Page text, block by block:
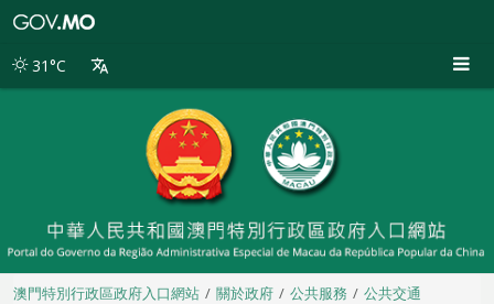
別
31°C
澳門特別行政區政府入口網站 關於政府 公共服務
公共交通